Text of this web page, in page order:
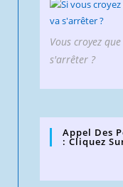
Vous croyez
s'arrêter ?
Appel Des
: Cliquez